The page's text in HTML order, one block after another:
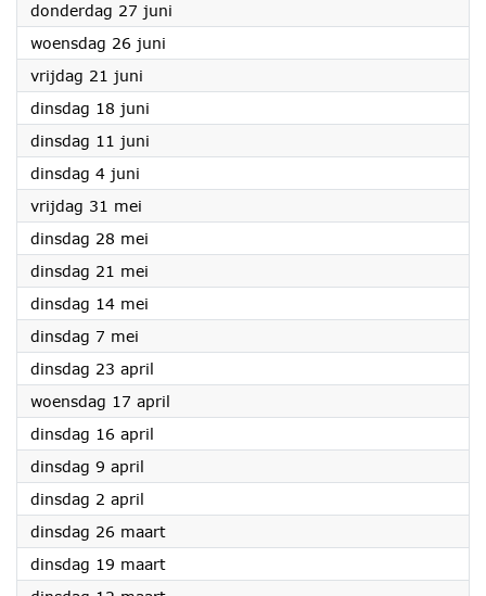
donderdag 27 juni
woensdag 26 juni
vrijdag 21 juni
dinsdag 18 juni
dinsdag 11 juni
dinsdag 4 juni
vrijdag 31 mei
dinsdag 28 mei
dinsdag 21 mei
dinsdag 14 mei
dinsdag 7 mei
dinsdag 23 april
woensdag 17 april
dinsdag 16 april
dinsdag 9 april
dinsdag 2 april
dinsdag 26 maart2024
dinsdag 19 maart2024